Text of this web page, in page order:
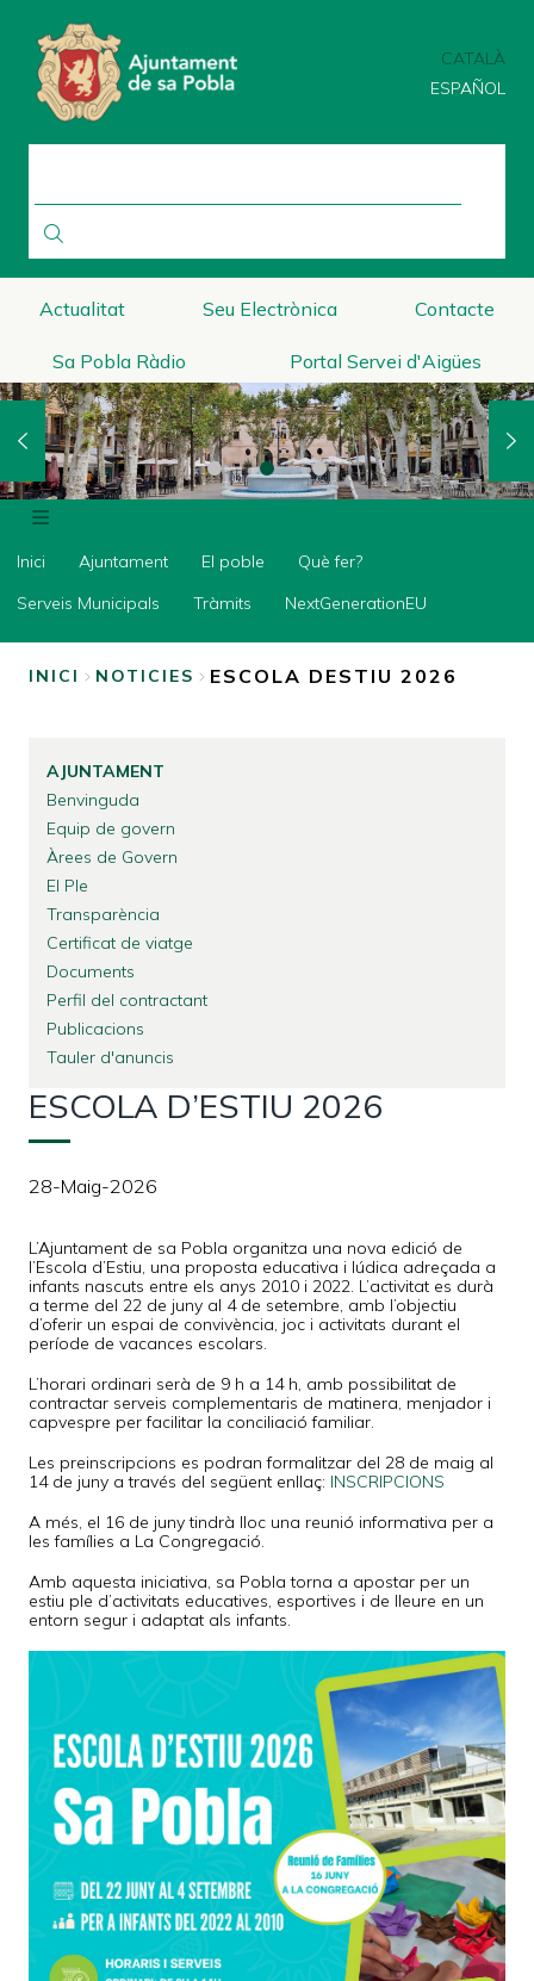
contingut
CATALÀ
ESPAÑOL
Actualitat Seu Electrònica Contacte
Sa Pobla Ràdio Portal Servei d'Aigües
Inici
Ajuntament
El
Serveis
Municipals
Tràmits
NextGenerationEU
Inici Ajuntament El poble
Què fer?
Serveis Municipals
Tràmits NextGenerationEU
INICI NOTICIES ESCOLA DESTIU 2026
AJUNTAMENT
Benvinguda
Equip de govern
Àrees de Govern
El Ple
Transparència
Certificat de viatge
Documents
Perfil del contractant
Publicacions
Tauler d'anuncis
ESCOLA D’ESTIU 2026
28-Maig-2026
L’Ajuntament de sa Pobla organitza una nova edició de
l’Escola d’Estiu, una proposta educativa i lúdica adreçada a
infants nascuts entre els anys 2010 i 2022. L’activitat es durà
a terme del 22 de juny al 4 de setembre, amb l’objectiu
d’oferir un espai de convivència, joc i activitats durant el
període de vacances escolars.
L’horari ordinari serà de 9 h a 14 h, amb possibilitat de
contractar serveis complementaris de matinera, menjador i
capvespre per facilitar la conciliació familiar.
Les preinscripcions es podran formalitzar del 28 de maig al
14 de juny a través del següent enllaç: INSCRIPCIONS
A més, el 16 de juny tindrà lloc una reunió informativa per a
les famílies a La Congregació.
Amb aquesta iniciativa, sa Pobla torna a apostar per un
estiu ple d’activitats educatives, esportives i de lleure en un
entorn segur i adaptat als infants.